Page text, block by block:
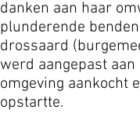
danken aan haar
plunderende
drossaard
werd aangepast
omgeving aankocht
opstartte.